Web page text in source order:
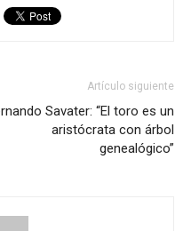
Artículo siguiente
Savater: “El toro es un
aristócrata con árbol
genealógico”